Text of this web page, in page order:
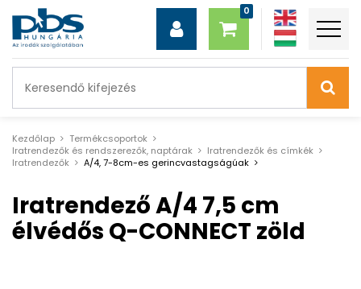
Kezdőlap
Termékcsoportok
Iratrendezők és rendszerezők, naptárak
Iratrendezők és címkék
Iratrendezők
A/4, 7-8cm-es gerincvastagságúak
Iratrendező A/4 7,5 cm
élvédős Q-CONNECT zöld